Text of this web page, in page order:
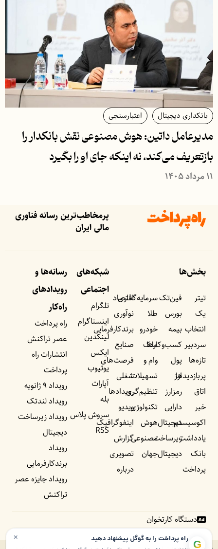
بانکداری دیجیتال اعتبارسنجی
مدیرعامل داتین: هوش مصنوعی نقش بانکدار را
بازتعریف می‌کند، نه اینکه جای او را بگیرد
۱۱ مرداد ۱۴۰۵
پرمخاطب‌ترین رسانه فناوری
مالی ایران
بخش‌ها
تیتر
یک
انتخاب
سردبیر
تازه‌ها
پربازدید‌ها
اتاق
خبر
اکوسیستم
یادداشت‌
بانک
پرداخت
فین‌تک
بورس
بیمه
کسب‌وکار‌ها
پول
ارز
رمزارز
دارایی
دیجیتال
زیرساخت
دیجیتال
سرمایه‌گذاری
طلا
خودرو
ملک
وام و
تسهیلات
تنظیم‌گری
تکنولوژی
هوش
مصنوعی
جهان
اقتصاد
نوآوری
برندکارفرمایی
صنایع
فرصت‌های
شغلی
رویداد‌ها
ویدیو
اینفوگرافیک
گزارش
تصویری
درباره
شبکه‌های
اجتماعی
تلگرام
اینستاگرام
لینکدین
ایکس
یوتیوب
آپارات
بله
سروش پلاس
RSS
رسانه‌ها و
رویداد‌های
راه‌کار
راه پرداخت
عصر تراکنش
انتشارات راه
پرداخت
رویداد ۹ ژانویه
رویداد لندتک
رویداد زیرساخت
دیجیتال
رویداد
برندکارفرمایی
رویداد جایزه عصر
تراکنش
دستگاه کارتخوان
× G راه پرداخت را به گوگل پیشنهاد دهید